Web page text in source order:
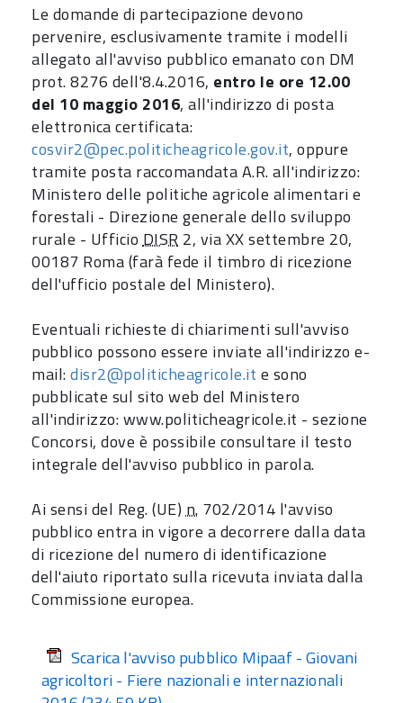
Le domande di partecipazione devono
pervenire, esclusivamente tramite i modelli
allegato all'avviso pubblico emanato con DM
prot. 8276 dell'8.4.2016, entro le ore 12.00
del 10 maggio 2016, all'indirizzo di posta
elettronica certificata:
cosvir2@pec.politicheagricole.gov.it, oppure
tramite posta raccomandata A.R. all'indirizzo:
Ministero delle politiche agricole alimentari e
forestali - Direzione generale dello sviluppo
rurale - UfficioDISR 2, via XX settembre 20,
00187 Roma (farà fede il timbro di ricezione
dell'ufficio postale del Ministero).
Eventuali richieste di chiarimenti sull'avviso
pubblico possono essere inviate all'indirizzo e-
mail:disr2@politicheagricole.it e sono
pubblicate sul sito web del Ministero
all'indirizzo: www.politicheagricole.it - sezione
Concorsi, dove è possibile consultare il testo
integrale dell'avviso pubblico in parola.
Ai sensi del Reg. (UE)n. 702/2014 l'avviso
pubblico entra in vigore a decorrere dalla data
di ricezione del numero di identificazione
dell'aiuto riportato sulla ricevuta inviata dalla
Commissione europea.
Scarica l'avviso pubblico Mipaaf - Giovani
agricoltori - Fiere nazionali e internazionali